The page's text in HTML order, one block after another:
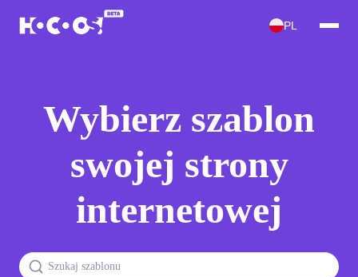
PL
Wybierz szablon
swojej strony
internetowej